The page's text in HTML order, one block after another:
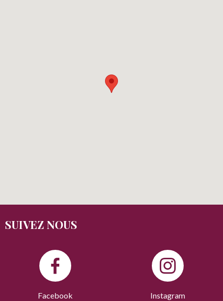
SUIVEZ NOUS
Facebook Instagram